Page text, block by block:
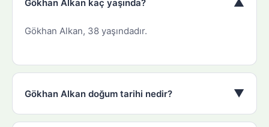
Gökhan Alkan kaç yaşında? ▼
Gökhan Alkan, 38 yaşındadır.
Gökhan Alkan doğum tarihi nedir? ▼